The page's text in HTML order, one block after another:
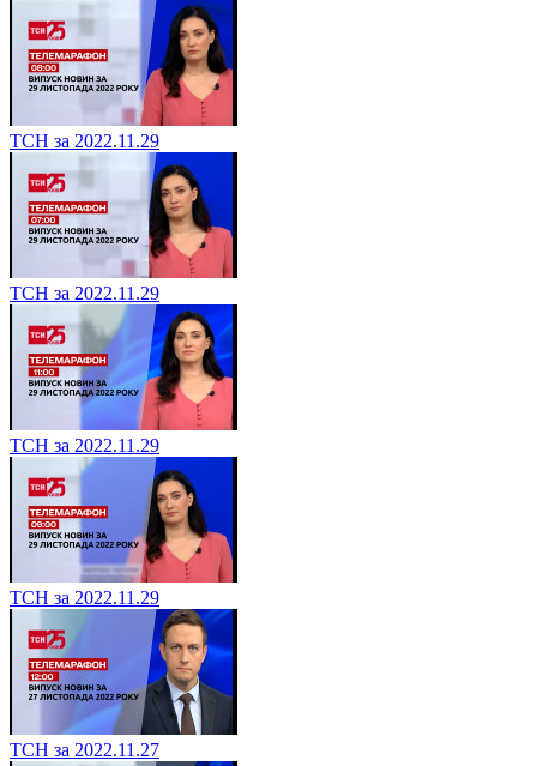
ТСН за 2022.11.29
ТСН за 2022.11.29
ТСН за 2022.11.29
ТСН за 2022.11.29
ТСН за 2022.11.27